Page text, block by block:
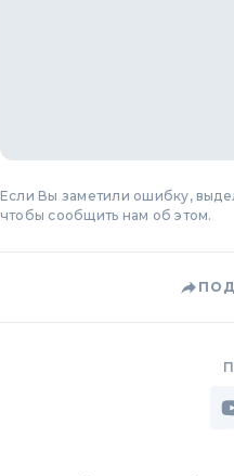
Если Вы заметили ошибку,
чтобы сообщить нам об этом.